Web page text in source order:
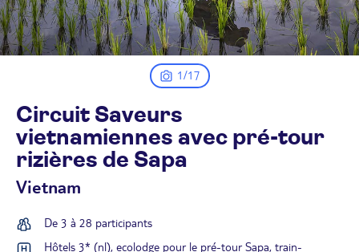
1/17
Circuit Saveurs
vietnamiennes avec pré-tour
rizières de Sapa
Vietnam
De 3 à 28 participants
Hôtels 3* (nl), ecolodge pour le pré-tour Sapa, train-